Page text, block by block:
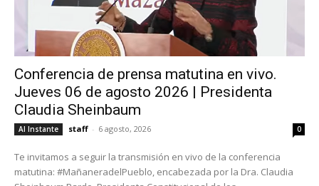
Conferencia de prensa matutina en vivo.
Jueves 06 de agosto 2026 | Presidenta
Claudia Sheinbaum
Al Instante staff - 6 agosto, 2026 0
Te invitamos a seguir la transmisión en vivo de la conferencia
matutina: #MañaneradelPueblo, encabezada por la Dra. Claudia